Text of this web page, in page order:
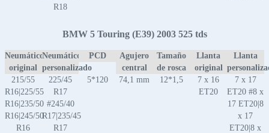
R18
BMW 5 Touring (E39) 2003 525 tds
Neumático
original
Neumático
personalizado
PCD
Agujero
central
Tamaño
de rosca
Llanta
original
Llanta
215/55
R16|225/55
R16|235/50
R16|245/50
R16
225/45
R17
#245/40
R17|235/45
R17
5*120 74,1 mm 12*1,5
7 x 16
ET20
7 x 17
ET20 #8 x
17 ET20|8
x 17
ET20|8 x